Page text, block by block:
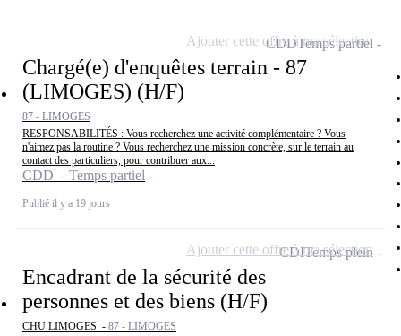
Chargé(e) d'enquêtes terrain - 87
(LIMOGES) (H/F)
87 - LIMOGES
RESPONSABILITÉS : Vous recherchez une activité complémentaire ? Vous
n'aimez pas la routine ? Vous recherchez une mission concrète, sur le terrain au
contact des particuliers, pour contribuer aux...
CDD - Temps partiel
Publié il y a 19 jours
CDDTemps partiel
Ajouter cette offre à ma sélection
Encadrant de la sécurité des
personnes et des biens (H/F)
CHU LIMOGES - 87 - LIMOGES
CDITemps plein
Ajouter cette offre à ma sélection